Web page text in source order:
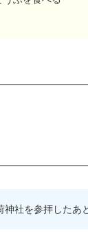
社を参拝したあ